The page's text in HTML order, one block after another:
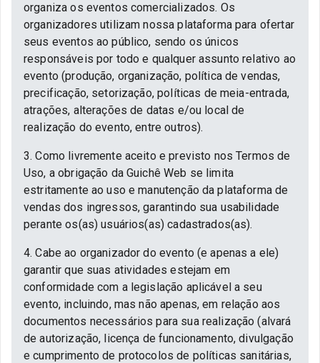
organiza os eventos comercializados. Os
organizadores utilizam nossa plataforma para ofertar
seus eventos ao público, sendo os únicos
responsáveis por todo e qualquer assunto relativo ao
evento (produção, organização, política de vendas,
precificação, setorização, políticas de meia-entrada,
atrações, alterações de datas e/ou local de
realização do evento, entre outros).
3. Como livremente aceito e previsto nos Termos de
Uso, a obrigação da Guichê Web se limita
estritamente ao uso e manutenção da plataforma de
vendas dos ingressos, garantindo sua usabilidade
perante os(as) usuários(as) cadastrados(as).
4. Cabe ao organizador do evento (e apenas a ele)
garantir que suas atividades estejam em
conformidade com a legislação aplicável a seu
evento, incluindo, mas não apenas, em relação aos
documentos necessários para sua realização (alvará
de autorização, licença de funcionamento, divulgação
e cumprimento de protocolos de políticas sanitárias,